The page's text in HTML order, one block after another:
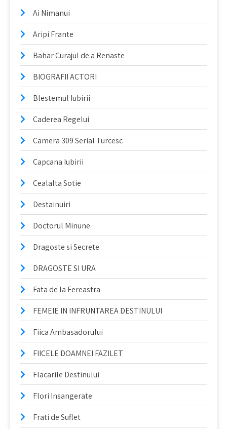
Ai Nimanui
Aripi Frante
Bahar Curajul de a Renaste
BIOGRAFII ACTORI
Blestemul Iubirii
Caderea Regelui
Camera 309 Serial Turcesc
Capcana Iubirii
Cealalta Sotie
Destainuiri
Doctorul Minune
Dragoste si Secrete
DRAGOSTE SI URA
Fata de la Fereastra
FEMEIE IN INFRUNTAREA DESTINULUI
Fiica Ambasadorului
FIICELE DOAMNEI FAZILET
Flacarile Destinului
Flori Insangerate
Frati de Suflet